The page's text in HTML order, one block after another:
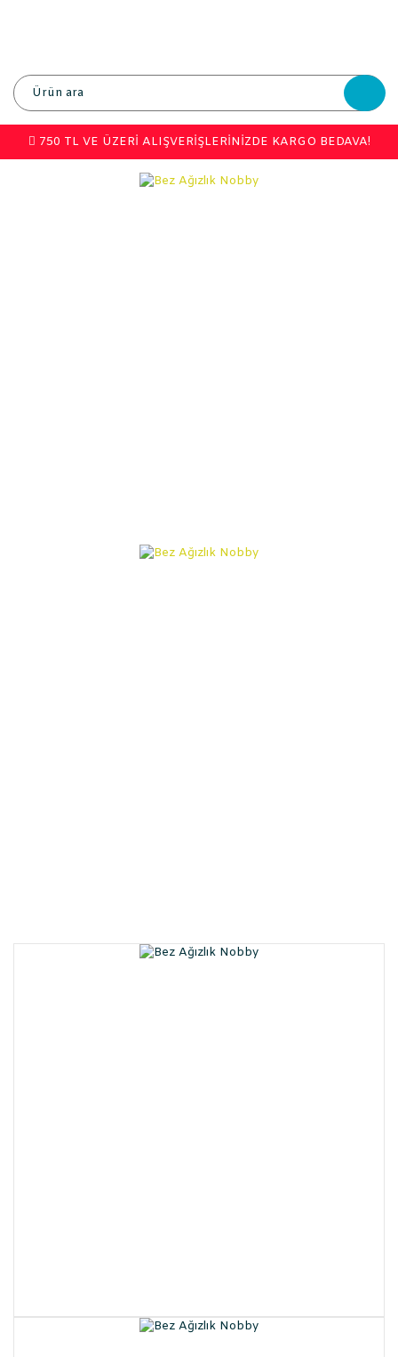
750 TL VE ÜZERİ ALIŞVERİŞLERİNİZDE KARGO BEDAVA!